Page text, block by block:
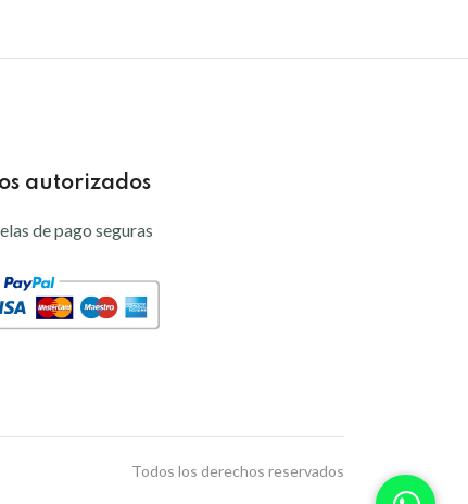
autorizados
de pago seguras
Todos los derechos reservados